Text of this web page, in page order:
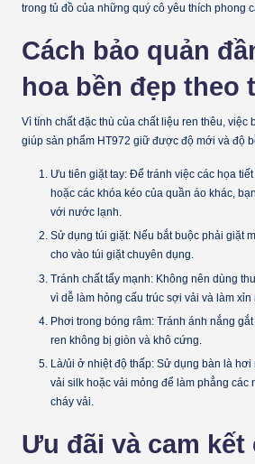
trong tủ đồ của những quý cô yêu thích phong
Cách bảo quản
hoa bền đẹp theo
Vì tính chất đặc thù của chất liệu ren thêu, việc
giúp sản phẩm HT972 giữ được độ mới và độ
Ưu tiên giặt tay: Để tránh việc các họa
hoặc các khóa kéo của quần áo khác,
với nước lạnh.
Sử dụng túi giặt: Nếu bắt buộc phải giặt
cho vào túi giặt chuyên dụng.
Tránh chất tẩy mạnh: Không nên dùng
vì dễ làm hỏng cấu trúc sợi vải và làm xỉn
Phơi trong bóng râm: Tránh ánh nắng
ren không bị giòn và khô cứng.
Là/ủi ở nhiệt độ thấp: Sử dụng bàn là
vải silk hoặc vải mỏng để làm phẳng các
cháy vải.
Ưu đãi và cam kết